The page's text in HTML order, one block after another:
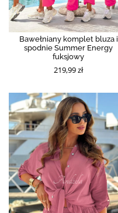
Bawełniany komplet bluza i
spodnie Summer Energy
fuksjowy
219,99 zł